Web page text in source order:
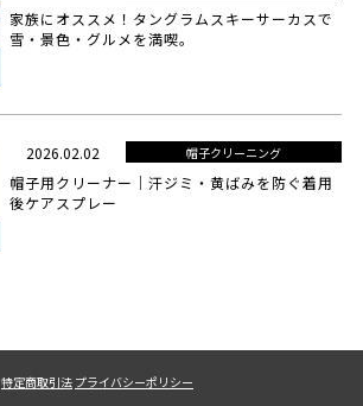
家族にオススメ！タングラムスキーサーカスで
雪・景色・グルメを満喫。
2026.02.02 帽子クリーニング
帽子用クリーナー｜汗ジミ・黄ばみを防ぐ着用
後ケアスプレー
特定商取引法 プライバシーポリシー